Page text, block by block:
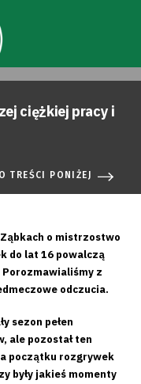
ciężkiej pracy i
TREŚCI PONIŻEJ
o mistrzostwo
do lat 16 powalczą
Porozmawialiśmy z
odczucia.
sezon pełen
ale pozostał ten
początku rozgrywek
były jakieś momenty